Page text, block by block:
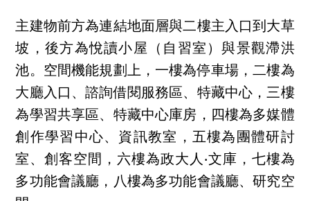
主建物前方為連結地面層與二樓主入口到大草
坡，後方為悅讀小屋（自習室）與景觀滯洪
池。空間機能規劃上，一樓為停車場，二樓為
大廳入口、諮詢借閱服務區、特藏中心，三樓
為學習共享區、特藏中心庫房，四樓為多媒體
創作學習中心、資訊教室，五樓為團體研討
室、創客空間，六樓為政大人‧文庫，七樓為
多功能會議廳，八樓為多功能會議廳、研究空